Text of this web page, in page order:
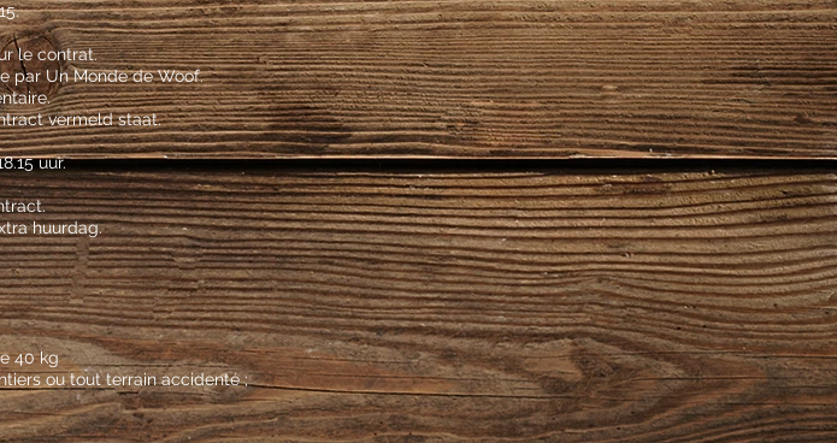
le contrat.
par Un Monde de Woof.
vermeld staat.
uur.
huurdag.
40 kg
ou tout terrain accidenté ;